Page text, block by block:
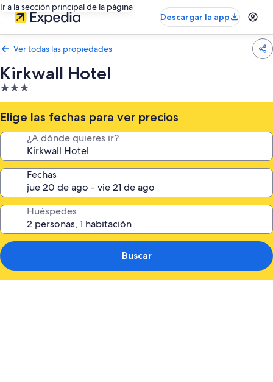
Ir a la sección principal de la página
Descargar la app
Ver todas las propiedades
Kirkwall Hotel
Propiedad
de
3.0
estrellas
Elige las fechas para ver precios
¿A dónde quieres ir?
Fechas
Huéspedes
Buscar